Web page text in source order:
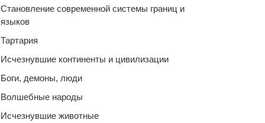
Становление современной системы границ и
языков
Тартария
Исчезнувшие континенты и цивилизации
Боги, демоны, люди
Волшебные народы
Исчезнувшие животные